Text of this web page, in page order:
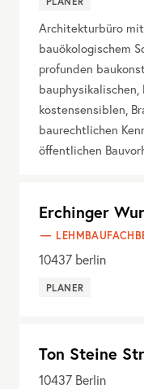
Architekturbüro
bauökologischem
profunden
bauphysikalischen,
kostensensiblen,
baurechtlichen
öffentlichen
Erchinger
10437 berlin
PLANER
Ton Steine
10437 Berlin